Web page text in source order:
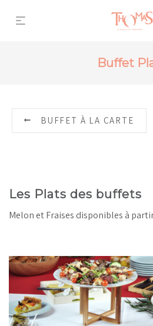
Buffet
BUFFET À LA CARTE
Les Plats des buffets
Melon et Fraises disponibles à